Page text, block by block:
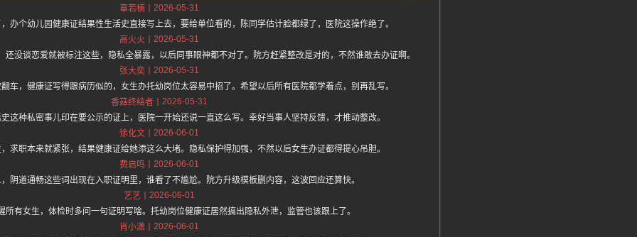
章若楠
2026-05-31
办个幼儿园健康证结果性生活史直接写上去，要给单位看的，陈同学估计脸都绿了，医院这操作绝了。
高火火
2026-05-31
还没谈恋爱就被标注这些，隐私全暴露，以后同事眼神都不对了。院方赶紧整改是对的，不然谁敢去办证啊。
张大奕
2026-05-31
车，健康证写得跟病历似的，女生办托幼岗位太容易中招了。希望以后所有医院都学着点，别再乱写。
香菇终结者
2026-05-31
这种私密事儿印在要公示的证上，医院一开始还说一直这么写。幸好当事人坚持反馈，才推动整改。
徐化文
2026-06-01
求职本来就紧张，结果健康证给她添这么大堵。隐私保护得加强，不然以后女生办证都得提心吊胆。
费启鸣
2026-06-01
阴道通畅这些词出现在入职证明里，谁看了不尴尬。院方升级模板删内容，这波回应还算快。
艺艺
2026-06-01
所有女生，体检时多问一句证明写啥。托幼岗位健康证居然搞出隐私外泄，监管也该跟上了。
肖小潇
2026-06-01